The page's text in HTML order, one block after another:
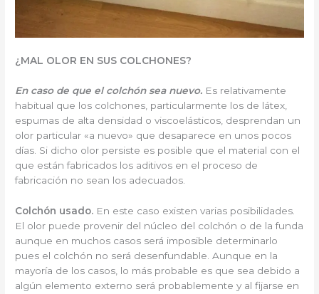
¿MAL OLOR EN SUS COLCHONES?
En caso de que el colchón sea nuevo. Es relativamente
habitual que los colchones, particularmente los de látex,
espumas de alta densidad o viscoelásticos, desprendan un
olor particular «a nuevo» que desaparece en unos pocos
días. Si dicho olor persiste es posible que el material con el
que están fabricados los aditivos en el proceso de
fabricación no sean los adecuados.
Colchón usado. En este caso existen varias posibilidades.
El olor puede provenir del núcleo del colchón o de la funda
aunque en muchos casos será imposible determinarlo
pues el colchón no será desenfundable. Aunque en la
mayoría de los casos, lo más probable es que sea debido a
algún elemento externo será probablemente y al fijarse en